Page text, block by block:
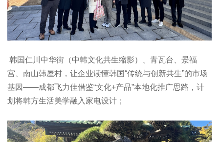
韩国仁川中华街（中韩文化共生缩影）、青瓦台、景福
宫、南山韩屋村，让企业读懂韩国“传统与创新共生”的市场
基因——成都飞力佳借鉴“文化+产品”本地化推广思路，计
划将韩方生活美学融入家电设计；